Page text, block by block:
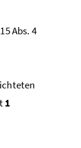
Abs. 4
1